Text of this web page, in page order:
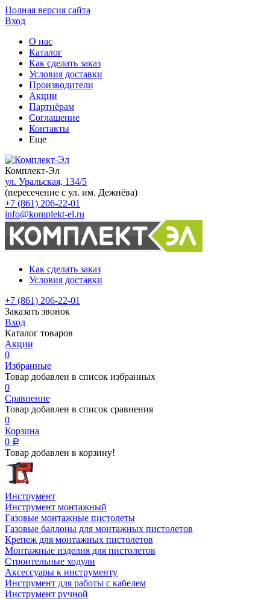
Полная версия сайта
Вход
О нас
Каталог
Как сделать заказ
Условия доставки
Производители
Акции
Партнёрам
Соглашение
Контакты
Еще
Комплект-Эл
ул. Уральская, 134/5
(пересечение с ул. им. Дежнёва)
+7 (861) 206-22-01
info@komplekt-el.ru
Как сделать заказ
Условия доставки
+7 (861) 206-22-01
Заказать звонок
Вход
Каталог товаров
Акции
0
Избранные
Товар добавлен в список избранных
0
Сравнение
Товар добавлен в список сравнения
0
Корзина
0 Р
Товар добавлен в корзину!
Инструмент
Инструмент монтажный
Газовые монтажные пистолеты
Газовые баллоны для монтажных пистолетов
Крепеж для монтажных пистолетов
Монтажные изделия для пистолетов
Строительные ходули
Аксессуары к инструменту
Инструмент для работы с кабелем
Инструмент ручной